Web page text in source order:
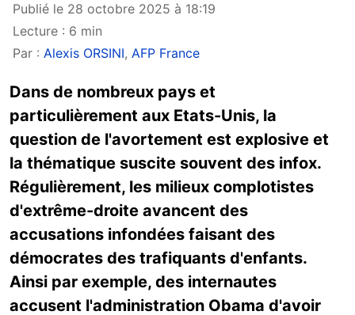
Publié le 28 octobre 2025 à 18:19
Lecture : 6 min
Par : Alexis ORSINI, AFP France
Dans de nombreux pays et
particulièrement aux Etats-Unis, la
question de l'avortement est explosive et
la thématique suscite souvent des infox.
Régulièrement, les milieux complotistes
d'extrême-droite avancent des
accusations infondées faisant des
démocrates des trafiquants d'enfants.
Ainsi par exemple, des internautes
accusent l'administration Obama d'avoir